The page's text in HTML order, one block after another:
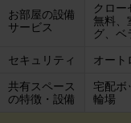
お部屋の設備
サービス
クロー
無料、
グ、ベ
セキュリティ オート
共有スペース
の特徴・設備
宅配ボ
輪場